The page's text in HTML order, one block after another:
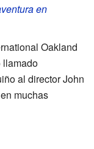
en
Oakland
llamado
al director John
muchas